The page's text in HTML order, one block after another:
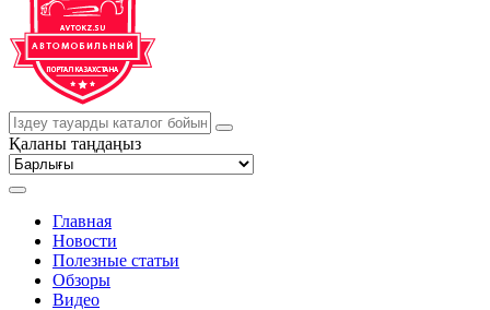
Қаланы таңдаңыз
Главная
Новости
Полезные статьи
Обзоры
Видео